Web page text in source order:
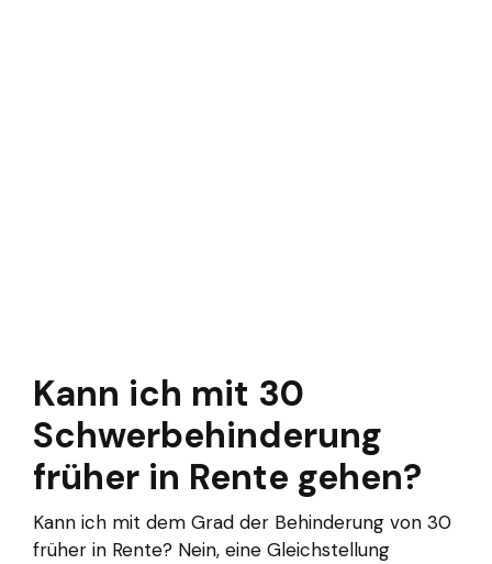
Kann ich mit 30
Schwerbehinderung
früher in Rente gehen?
Kann ich mit dem Grad der Behinderung von 30
früher in Rente? Nein, eine Gleichstellung